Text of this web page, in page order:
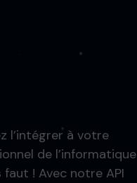
l’intégrer à votre
de l’informatique
! Avec notre API